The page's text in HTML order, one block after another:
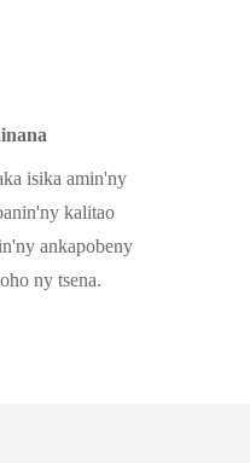
isika amin'ny
kalitao
ankapobeny
ny tsena.